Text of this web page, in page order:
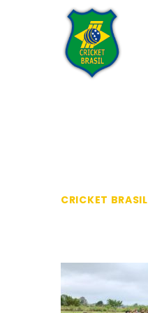
CRICKET BRASIL